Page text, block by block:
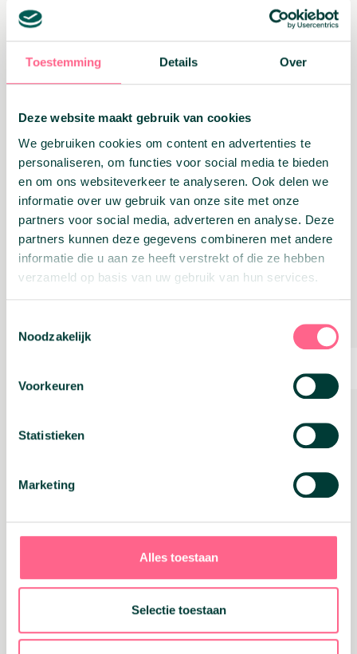
Toestemming Details Over
Deze website maakt gebruik van cookies
We gebruiken cookies om content en advertenties te
personaliseren, om functies voor social media te bieden
en om ons websiteverkeer te analyseren. Ook delen we
informatie over uw gebruik van onze site met onze
partners voor social media, adverteren en analyse. Deze
partners kunnen deze gegevens combineren met andere
informatie die u aan ze heeft verstrekt of die ze hebben
verzameld op basis van uw gebruik van hun services.
Noodzakelijk
Voorkeuren
Statistieken
Marketing
Alles toestaan
Selectie toestaan
Related
Related
Geld vrijmaken
Inkomstenbelasting 2024: de 6